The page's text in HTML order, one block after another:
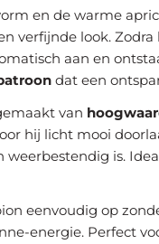
en de warme
verfijnde look.
aan en
dat een
van
hij licht mooi
weerbestendig is.
eenvoudig op
energie. Perfect